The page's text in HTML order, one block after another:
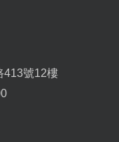
413號12樓